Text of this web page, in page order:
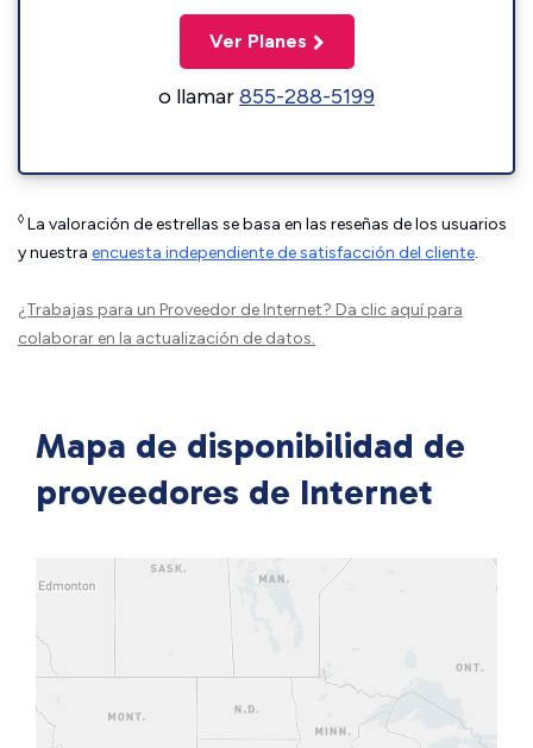
Ver Planes
o llamar855-288-5199
◊ La valoración de estrellas se basa en las reseñas de los usuarios
y nuestra encuesta independiente de satisfacción del cliente.
¿Trabajas para un Proveedor de Internet? Da clic aquípara
colaborar en la actualización de datos.
Mapa de disponibilidad de
proveedores de Internet